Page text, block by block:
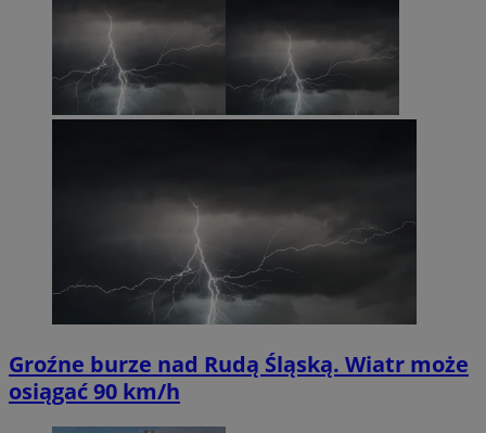
Groźne burze nad Rudą Śląską. Wiatr może
osiągać 90 km/h